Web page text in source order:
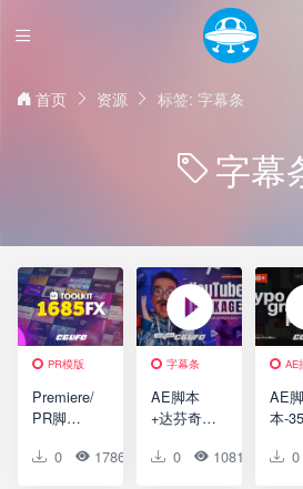
首页 资源 标签: 字幕条
字幕
PR模版
Premiere/
PR脚
视频特效
0 1786 0 0
字幕条
AE脚本
+达芬奇预
插件-323
0 1081 0
AE
字
AE脚
本-
排版
0